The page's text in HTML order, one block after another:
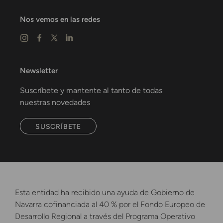
Nos vemos en las redes
Newsletter
Suscríbete y mantente al tanto de todas
nuestras novedades
SUSCRÍBETE
Esta entidad ha recibido una ayuda de Gobierno de
Navarra cofinanciada al 40 % por el Fondo Europeo de
Desarrollo Regional a través del Programa Operativo